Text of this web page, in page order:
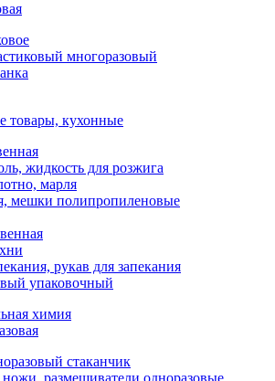
многоразовый
товары, кухонные
жидкость для розжига
марля
мешки полипропиленовые
рукав для запекания
упаковочный
химия
стаканчик
размешиватели одноразовые